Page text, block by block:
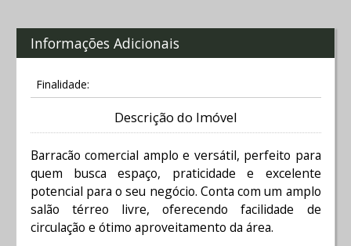
Informações Adicionais
Finalidade:
Descrição do Imóvel
Barracão comercial amplo e versátil, perfeito para
quem busca espaço, praticidade e excelente
potencial para o seu negócio. Conta com um amplo
salão térreo livre, oferecendo facilidade de
circulação e ótimo aproveitamento da área.